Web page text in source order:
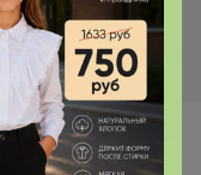
1000г, Зерно